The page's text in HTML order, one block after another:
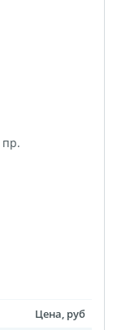
пр.
Цена, руб